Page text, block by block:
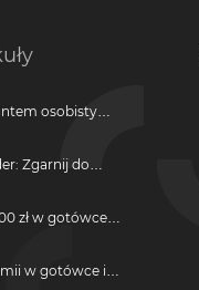
osobistym
Zgarnij do
zł w gotówce i
w gotówce i
kredytową